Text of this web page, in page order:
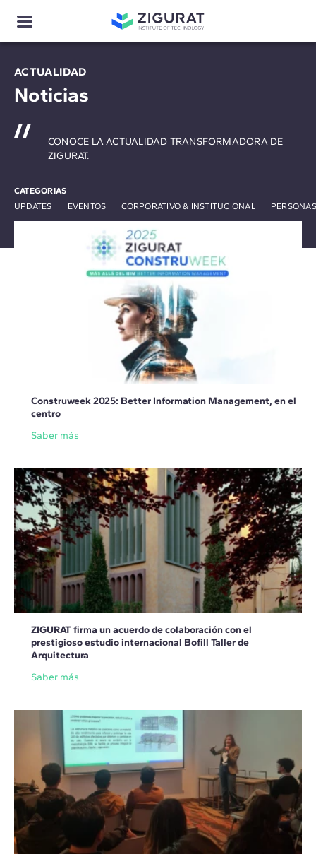
ACTUALIDAD
Noticias
CATEGORIAS
UPDATES
EVENTOS CORPORATIVO & INSTITUCIONAL
CONOCE LA ACTUALIDAD TRANSFORMADORA DE
ZIGURAT.
Construweek 2025: Better Information Management, en el
centro
Saber más
ZIGURAT firma un acuerdo de colaboración con el
prestigioso estudio internacional Bofill Taller de
Arquitectura
Saber más